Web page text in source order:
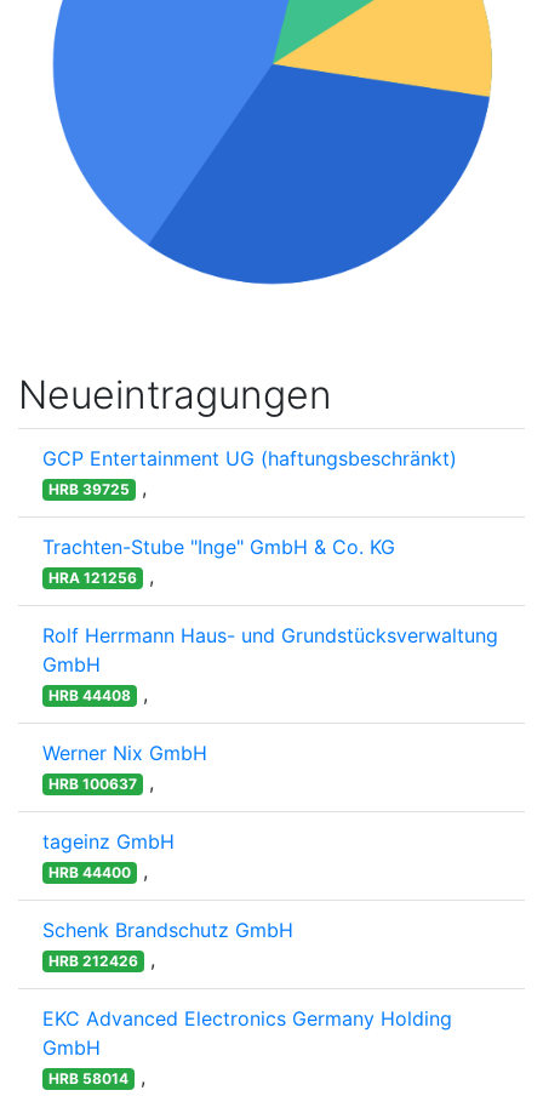
Neueintragungen
GCP Entertainment UG (haftungsbeschränkt)
HRB 39725 ,
Trachten-Stube "Inge" GmbH & Co. KG
HRA 121256 ,
Rolf Herrmann Haus- und Grundstücksverwaltung
GmbH
HRB 44408 ,
Werner Nix GmbH
HRB 100637 ,
tageinz GmbH
HRB 44400 ,
Schenk Brandschutz GmbH
HRB 212426 ,
EKC Advanced Electronics Germany Holding
GmbH
HRB 58014 ,